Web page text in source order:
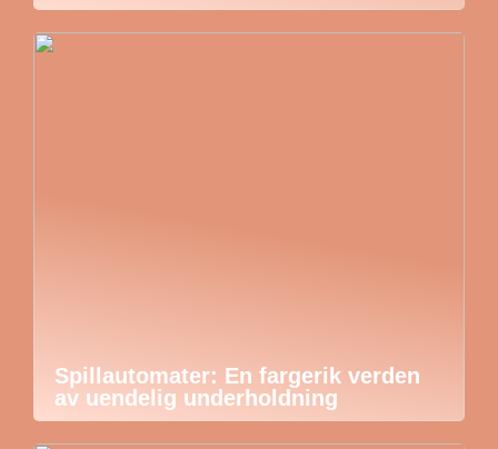
Spillautomater: En fargerik verden
av uendelig underholdning